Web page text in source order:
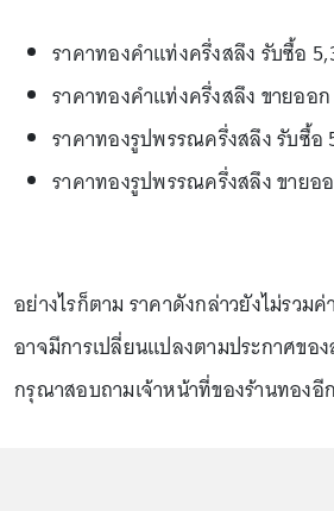
ราคาทองคำแท่งครึ่งสลึง รับซื้อ
ราคาทองคำแท่งครึ่งสลึง ขายออ
ราคาทองรูปพรรณครึ่งสลึง รับซื้อ
ราคาทองรูปพรรณครึ่งสลึง ขายอ
อย่างไรก็ตาม ราคาดังกล่าวยังไม่รวม
อาจมีการเปลี่ยนแปลงตามประกาศขอ
กรุณาสอบถามเจ้าหน้าที่ของร้านทองอี